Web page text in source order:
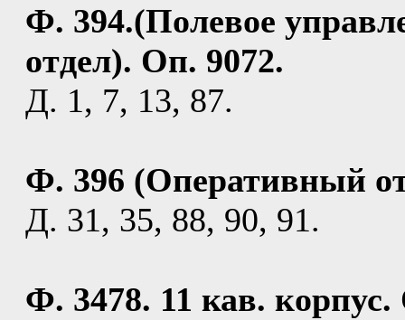
Ф. 394.(Полевое
отдел). Оп. 9072.
Д. 1, 7, 13, 87.
Ф. 396 (Оперативный
Д. 31, 35, 88, 90, 91.
Ф. 3478. 11 кав.